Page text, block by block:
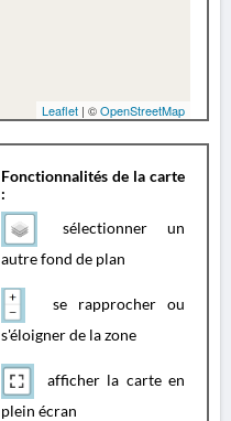
Leaflet | ©OpenStreetMap
Fonctionnalités de la carte
:
sélectionner un
autre fond de plan
se rapprocher ou
s'éloigner de la zone
afficher la carte en
plein écran